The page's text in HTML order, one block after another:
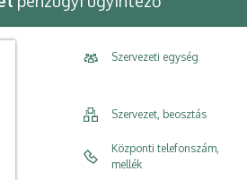
Szervezeti egység
Szervezet, beosztás
Központi telefonszám,
mellék